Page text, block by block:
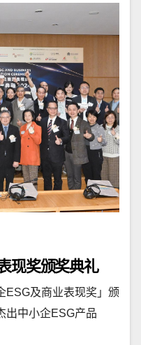
现奖颁奖典礼
ESG及商业表现奖」颁
出中小企ESG产品